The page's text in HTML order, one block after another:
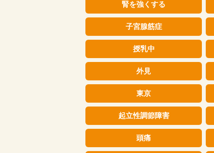
腎を強くする
子宮腺筋症
授乳中
外見
東京
起立性調節障害
頭痛